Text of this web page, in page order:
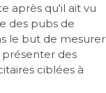
après qu'il ait vu
des pubs de
le but de mesurer
des
ciblées à